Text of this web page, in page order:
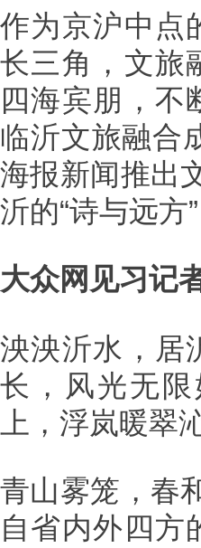
作为京沪中点
长三角，文旅
四海宾朋，不
临沂文旅融合
海报新闻推出
沂的“诗与远方
大众网见习记
泱泱沂水，居
长，风光无
上，浮岚暖翠
青山雾笼，春
自省内外四方